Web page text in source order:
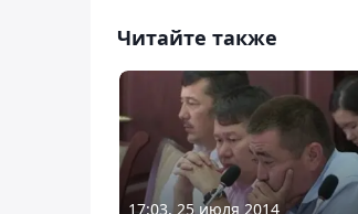
Читайте также
17:03, 25 июля 2014